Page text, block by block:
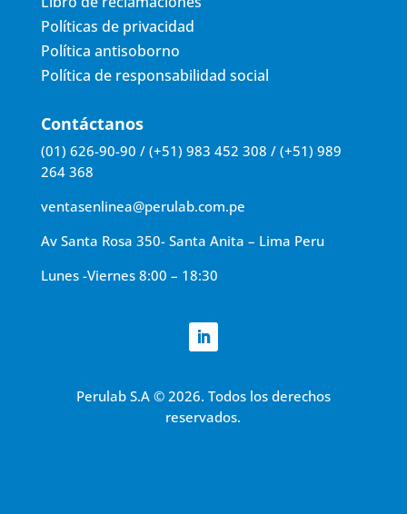
Políticas de privacidad
Política antisoborno
Política de responsabilidad social
Contáctanos
(01) 626-90-90 / (+51) 983 452 308 / (+51) 989
264 368
ventasenlinea@perulab.com.pe
Av Santa Rosa 350- Santa Anita – Lima Peru
Lunes -Viernes 8:00 – 18:30
Perulab S.A ©2026. Todos los derechos
reservados.